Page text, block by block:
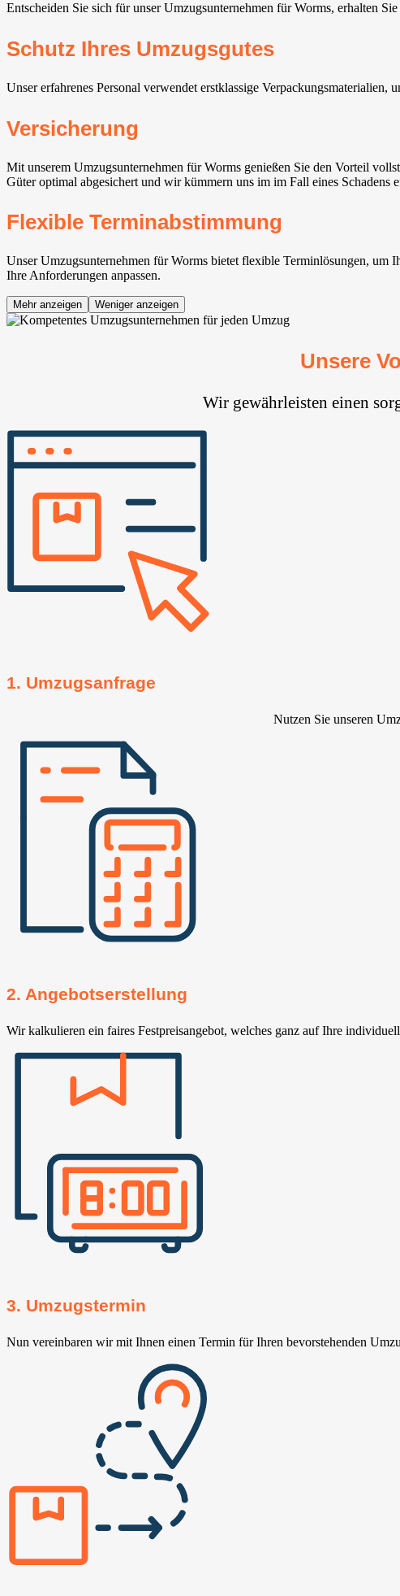
Entscheiden Sie sich für unser Umzugsunternehmen für Worms, erhalten
Schutz Ihres Umzugsgutes
Unser erfahrenes Personal verwendet erstklassige
Versicherung
Mit unserem Umzugsunternehmen für Worms genießen Sie den Vorteil
Güter optimal abgesichert und wir kümmern uns im im Fall eines
Flexible Terminabstimmung
Unser Umzugsunternehmen für Worms bietet flexible Terminlösungen, um
Ihre Anforderungen anpassen.
Mehr anzeigen Weniger anzeigen
Unsere
Wir gewährleisten einen
1. Umzugsanfrage
Nutzen Sie unseren
2. Angebotserstellung
Wir kalkulieren ein faires Festpreisangebot, welches ganz auf Ihre
3. Umzugstermin
Nun vereinbaren wir mit Ihnen einen Termin für Ihren bevorstehenden